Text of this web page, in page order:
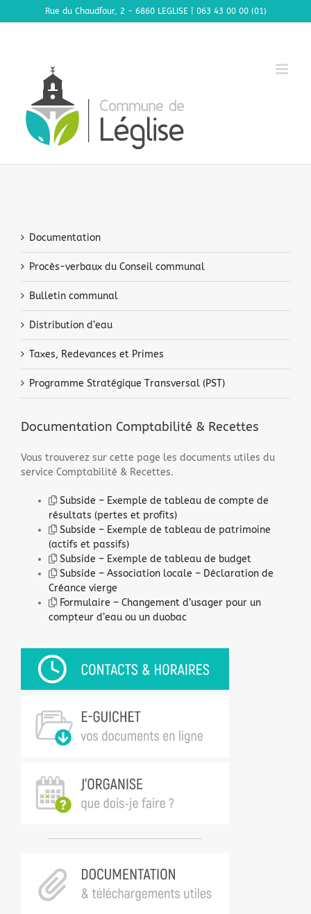
au
Rue du Chaudfour, 2 - 6860 LEGLISE | 063 43 00 00 (01)
Documentation
Procès-verbaux du Conseil communal
Bulletin communal
Distribution d’eau
Taxes, Redevances et Primes
Programme Stratégique Transversal (PST)
Documentation Comptabilité & Recettes
Vous trouverez sur cette page les documents utiles du
service Comptabilité & Recettes.
Subside – Exemple de tableau de compte de
résultats (pertes et profits)
Subside – Exemple de tableau de patrimoine
(actifs et passifs)
Subside – Exemple de tableau de budget
Subside – Association locale – Déclaration de
Créance vierge
Formulaire – Changement d’usager pour un
compteur d’eau ou un duobac